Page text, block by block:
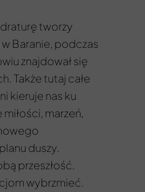
tworzy
Baranie, podczas
znajdował się
Także tutaj całe
kieruje nas ku
marzeń,
duszy.
przeszłość.
wybrzmieć.